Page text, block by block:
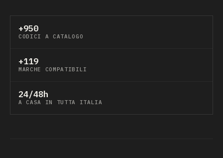
+950
CODICI A CATALOGO
+119
MARCHE COMPATIBILI
24/48h
A CASA IN TUTTA ITALIA